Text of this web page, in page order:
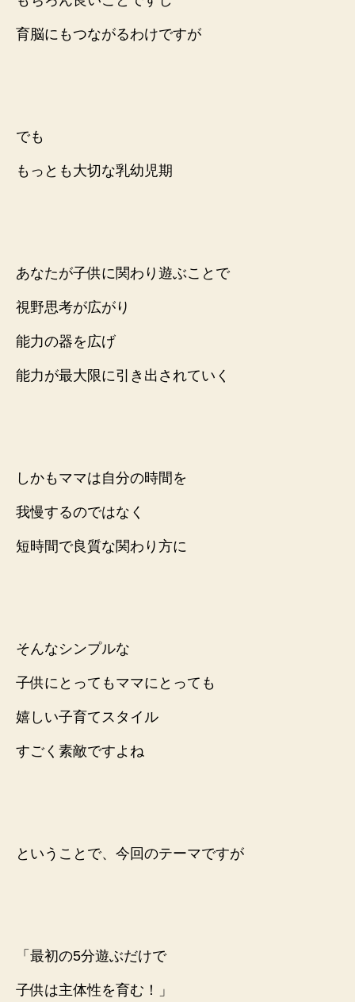
育脳にもつながるわけですが
でも
もっとも大切な乳幼児期
あなたが子供に関わり遊ぶことで
視野思考が広がり
能力の器を広げ
能力が最大限に引き出されていく
しかもママは自分の時間を
我慢するのではなく
短時間で良質な関わり方に
そんなシンプルな
子供にとってもママにとっても
嬉しい子育てスタイル
すごく素敵ですよね
ということで、今回のテーマですが
「最初の5分遊ぶだけで
子供は主体性を育む！」